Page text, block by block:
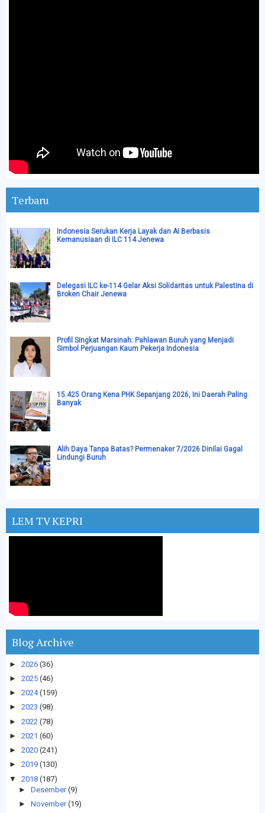
Terbaru
Indonesia Serukan Kerja Layak dan AI Berbasis
Kemanusiaan di ILC 114 Jenewa
Delegasi ILC ke-114 Gelar Aksi Solidaritas untuk Palestina di
Broken Chair Jenewa
Profil Singkat Marsinah: Pahlawan Buruh yang Menjadi
Simbol Perjuangan Kaum Pekerja Indonesia
15.425 Orang Kena PHK Sepanjang 2026, Ini Daerah Paling
Banyak
Alih Daya Tanpa Batas? Permenaker 7/2026 Dinilai Gagal
Lindungi Buruh
LEM TV KEPRI
Blog Archive
► 2026 (36)
► 2025 (46)
► 2024 (159)
► 2023 (98)
► 2022 (78)
► 2021 (60)
► 2020 (241)
► 2019 (130)
▼
2018 (187)
► Desember (9)
► November (19)